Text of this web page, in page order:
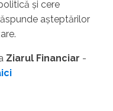
şi cere
aşteptărilor
Ziarul Financiar -